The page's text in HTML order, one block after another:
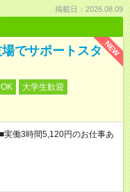
掲載日：2026.08.09
NEW
でサポートスタ
大学生歓迎
働3時間5,120円のお仕事あ